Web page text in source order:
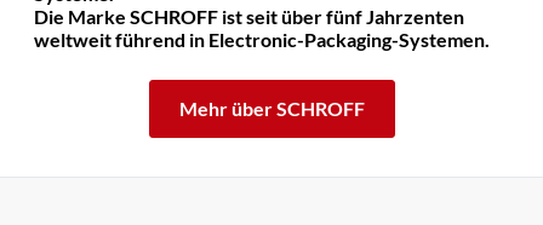
Die Marke SCHROFF ist seit über fünf Jahrzenten
weltweit führend in Electronic-Packaging-Systemen.
Mehr über SCHROFF